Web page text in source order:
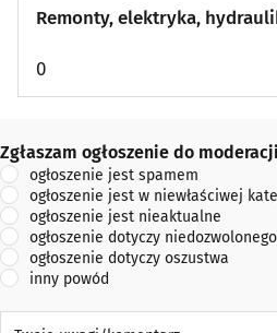
Remonty, elektryka,
0
Zgłaszam ogłoszenie do moderacji z
Zgłaszam ogłoszenie do
ogłoszenie jest spamem
ogłoszenie jest w niewłaściwej
ogłoszenie jest nieaktualne
ogłoszenie dotyczy
ogłoszenie dotyczy oszustwa
inny powód